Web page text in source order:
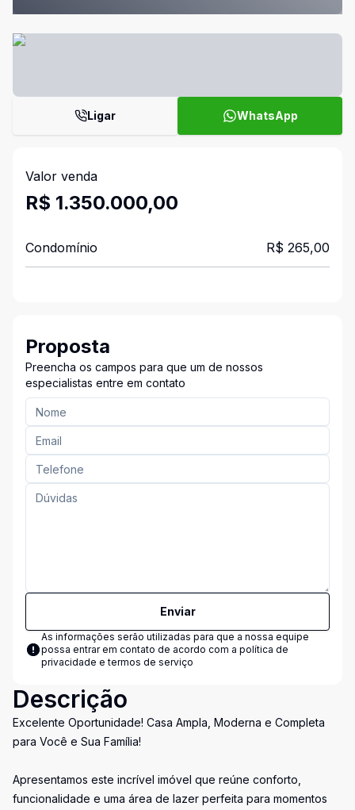
Ligar WhatsApp
Valor venda
R$ 1.350.000,00
Condomínio R$ 265,00
Proposta
Preencha os campos para que um de nossos
especialistas entre em contato
Enviar
As informações serão utilizadas para que a nossa equipe
possa entrar em contato de acordo com a política de
privacidade e termos de serviço
Descrição
Excelente Oportunidade! Casa Ampla, Moderna e Completa
para Você e Sua Família!
Apresentamos este incrível imóvel que reúne conforto,
funcionalidade e uma área de lazer perfeita para momentos